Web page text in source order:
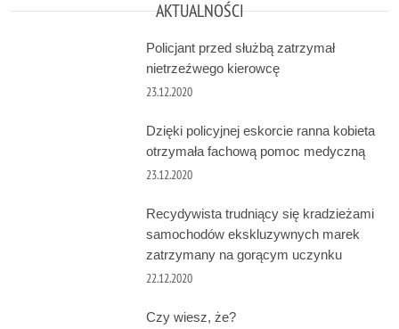
AKTUALNOŚCI
Policjant przed służbą zatrzymał
nietrzeźwego kierowcę
23.12.2020
Dzięki policyjnej eskorcie ranna kobieta
otrzymała fachową pomoc medyczną
23.12.2020
Recydywista trudniący się kradzieżami
samochodów ekskluzywnych marek
zatrzymany na gorącym uczynku
22.12.2020
Czy wiesz, że?